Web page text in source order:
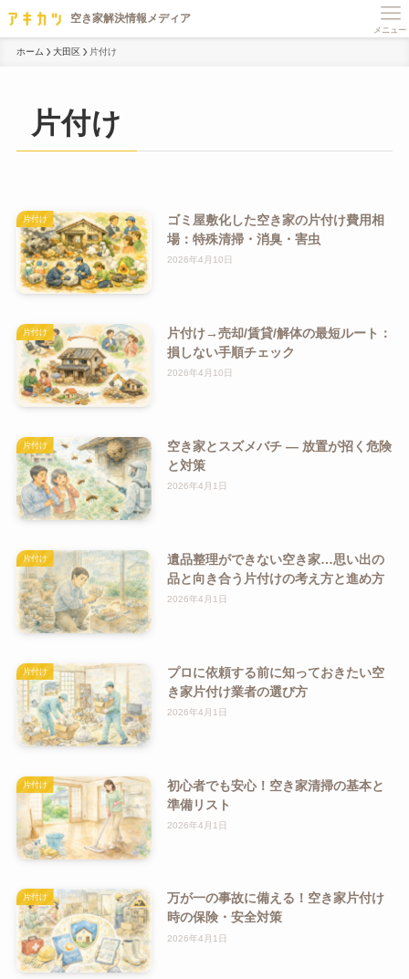
メニュー
ホーム 大田区 片付け
片付け
片付け
ゴミ屋敷化した空き家の片付け費用相
場：特殊清掃・消臭・害虫
2026年4月10日
片付け
片付け→売却/賃貸/解体の最短ルート：
損しない手順チェック
2026年4月10日
片付け
空き家とスズメバチ ― 放置が招く危険
と対策
2026年4月1日
片付け
遺品整理ができない空き家…思い出の
品と向き合う片付けの考え方と進め方
2026年4月1日
片付け
プロに依頼する前に知っておきたい空
き家片付け業者の選び方
2026年4月1日
片付け
初心者でも安心！空き家清掃の基本と
準備リスト
2026年4月1日
片付け
万が一の事故に備える！空き家片付け
時の保険・安全対策
2026年4月1日